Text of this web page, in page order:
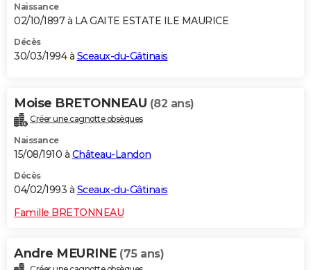
Naissance
02/10/1897 à LA GAITE ESTATE ILE MAURICE
Décès
30/03/1994 à Sceaux-du-Gâtinais
Moise BRETONNEAU (82 ans)
Créer une cagnotte obsèques
Naissance
15/08/1910 à Château-Landon
Décès
04/02/1993 à Sceaux-du-Gâtinais
Famille BRETONNEAU
Andre MEURINE (75 ans)